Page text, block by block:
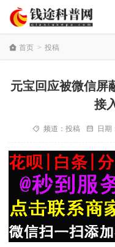
首页 > 投稿
元宝回应被微信屏
接
频道： 投稿 日期